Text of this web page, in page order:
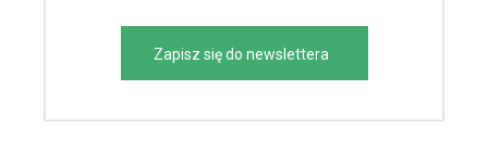
Zapisz się do newslettera